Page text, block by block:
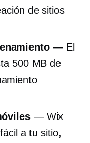
de sitios
— El
500 MB de
— Wix
a tu sitio,